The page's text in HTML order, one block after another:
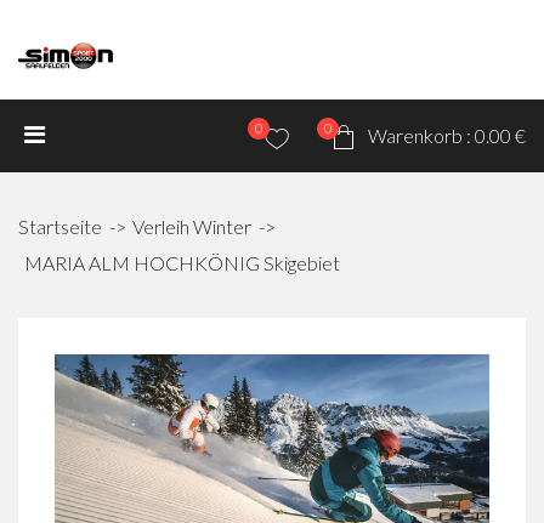
0 0 Warenkorb : 0.00 €
Startseite
Verleih Winter
MARIA ALM HOCHKÖNIG Skigebiet